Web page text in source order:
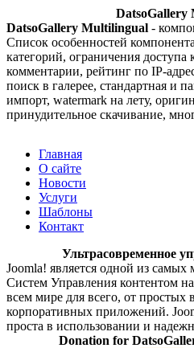
DatsoGallery
DatsoGallery Multilingual -
Список особенностей
категорий, ограничения доступа
комментарии, рейтинг по IP-
поиск в галерее, стандартная и
импорт, watermark на лету,
принудительное скачивание,
Главная
О сайте
Новости
Услуги
Шаблоны
Контакт
Ультрасовременное
Joomla! является одной из
Систем Управления контентом
всем мире для всего, от простых
корпоративных приложений.
проста в использовании и
Donation for